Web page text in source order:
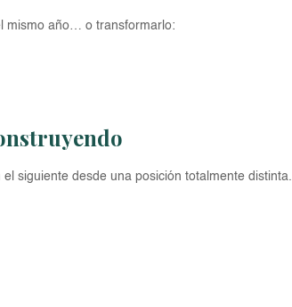
mismo año… o transformarlo:
siguiente desde una posición totalmente distinta.